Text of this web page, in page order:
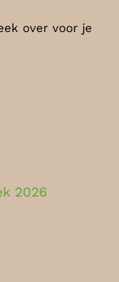
over voor je
2026